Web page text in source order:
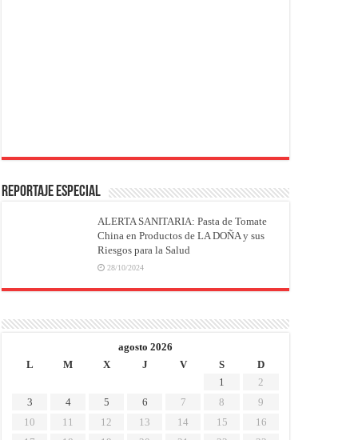
REPORTAJE ESPECIAL
ALERTA SANITARIA: Pasta de Tomate
China en Productos de LA DOÑA y sus
Riesgos para la Salud
28/10/2024
agosto 2026
L
M X J V S
D
1
2
3
4 5 6 7 8
9
10
11 12 13 14 15
16